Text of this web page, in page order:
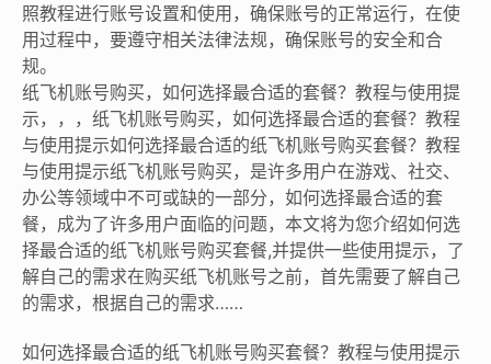
照教程进行账号设置和使用，确保账号的正常运行，在使
用过程中，要遵守相关法律法规，确保账号的安全和合
规。
纸飞机账号购买，如何选择最合适的套餐？教程与使用提
示，，，纸飞机账号购买，如何选择最合适的套餐？教程
与使用提示如何选择最合适的纸飞机账号购买套餐？教程
与使用提示纸飞机账号购买，是许多用户在游戏、社交、
办公等领域中不可或缺的一部分，如何选择最合适的套
餐，成为了许多用户面临的问题，本文将为您介绍如何选
择最合适的纸飞机账号购买套餐,并提供一些使用提示，了
解自己的需求在购买纸飞机账号之前，首先需要了解自己
的需求，根据自己的需求……
如何选择最合适的纸飞机账号购买套餐？教程与使用提示